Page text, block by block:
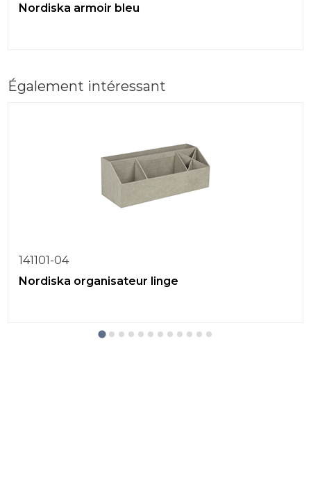
Nordiska armoir bleu
Également intéressant
141101-04
Nordiska organisateur linge